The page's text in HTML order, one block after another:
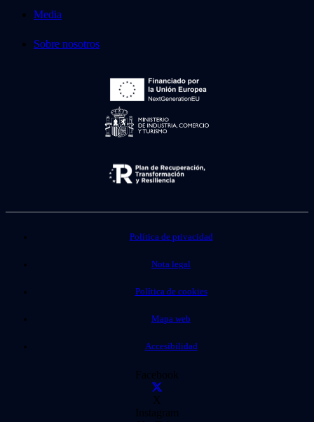
Media
Sobre nosotros
Política de privacidad
Nota legal
Política de cookies
Mapa web
Accesibilidad
Facebook
X
Instagram